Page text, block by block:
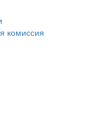
комиссия